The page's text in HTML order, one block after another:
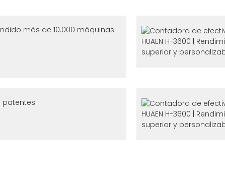
más de 10.000 máquinas
patentes.